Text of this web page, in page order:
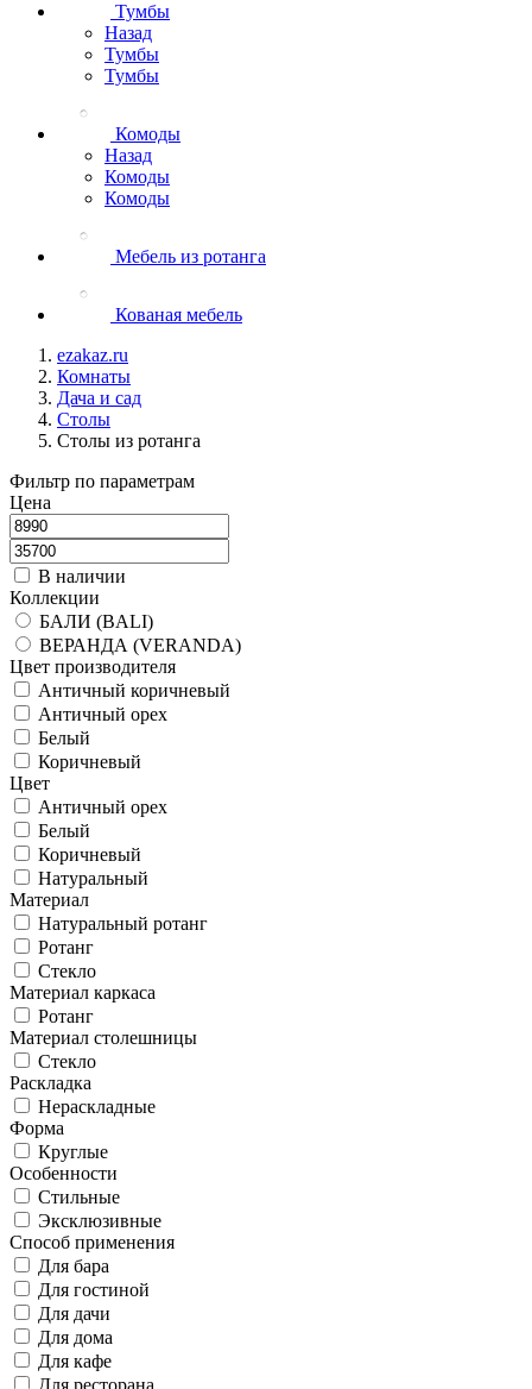
Тумбы
Назад
Тумбы
Тумбы
Комоды
Назад
Комоды
Комоды
Мебель из ротанга
Кованая мебель
ezakaz.ru
Комнаты
Дача и сад
Столы
Столы из ротанга
Фильтр по параметрам
Цена
В наличии
Коллекции
БАЛИ (BALI)
ВЕРАНДА (VERANDA)
Цвет производителя
Античный коричневый
Античный орех
Белый
Коричневый
Цвет
Античный орех
Белый
Коричневый
Натуральный
Материал
Натуральный ротанг
Ротанг
Стекло
Материал каркаса
Ротанг
Материал столешницы
Стекло
Раскладка
Нераскладные
Форма
Круглые
Особенности
Стильные
Эксклюзивные
Способ применения
Для бара
Для гостиной
Для дачи
Для дома
Для кафе
Для ресторана